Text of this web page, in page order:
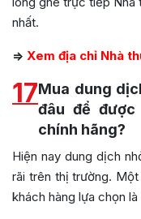
nhất.
=> Xem địa chỉ Nhà
17Mua dung
đâu để
chính hãng?
Hiện nay dung dịch
rãi trên thị trường.
khách hàng lựa chọn